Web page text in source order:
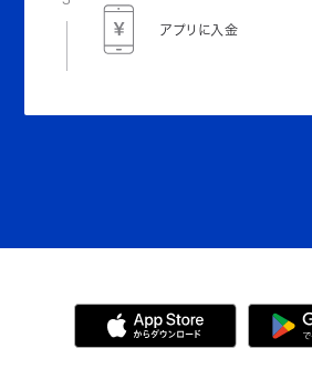
アプリに入金